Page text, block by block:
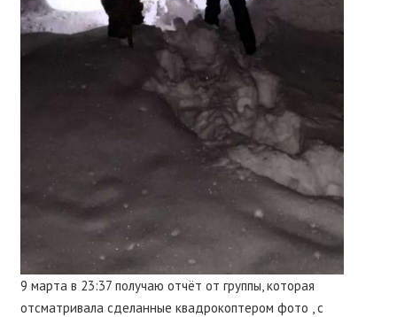
9 марта в 23:37 получаю отчёт от группы, которая
отсматривала сделанные квадрокоптером фото , с